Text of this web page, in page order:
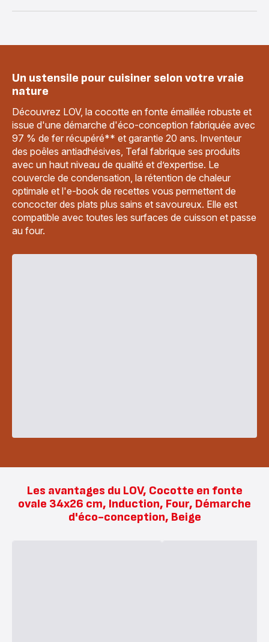
Un ustensile pour cuisiner selon votre vraie
nature
Découvrez LOV, la cocotte en fonte émaillée robuste et
issue d'une démarche d'éco-conception fabriquée avec
97 % de fer récupéré** et garantie 20 ans. Inventeur
des poêles antiadhésives, Tefal fabrique ses produits
avec un haut niveau de qualité et d’expertise. Le
couvercle de condensation, la rétention de chaleur
optimale et l'e-book de recettes vous permettent de
concocter des plats plus sains et savoureux. Elle est
compatible avec toutes les surfaces de cuisson et passe
au four.
Les avantages du LOV, Cocotte en fonte
ovale 34x26 cm, Induction, Four, Démarche
d'éco-conception, Beige